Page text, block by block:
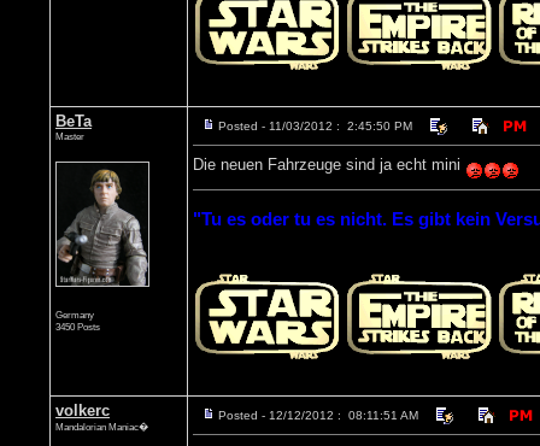
BeTa
Master
Germany
3450 Posts
Posted - 11/03/2012 : 2:45:50 PM
Die neuen Fahrzeuge sind ja echt mini
"Tu es oder tu es nicht. Es gibt kein
volkerc
Mandalorian Maniac�
Posted - 12/12/2012 : 08:11:51 AM